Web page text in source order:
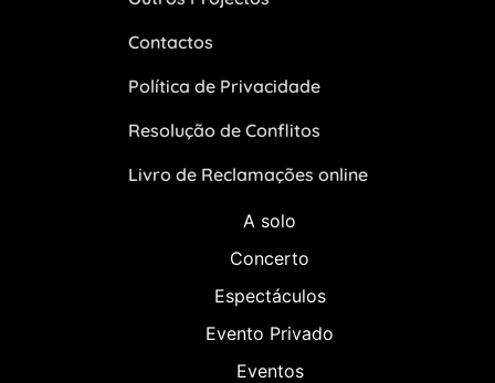
Contactos
Política de Privacidade
Resolução de Conflitos
Livro de Reclamações online
A solo
Concerto
Espectáculos
Evento Privado
Eventos